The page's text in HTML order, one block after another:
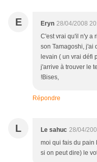
E Eryn 28/04/2008
C'est vrai qu'il n'y a
son Tamagoshi, j'ai
levain ( un vrai défi
j'arrive à trouver le
!Bises,
Répondre
L Le sahuc 28/04/
moi qui fais du pain
si on peut dire) le